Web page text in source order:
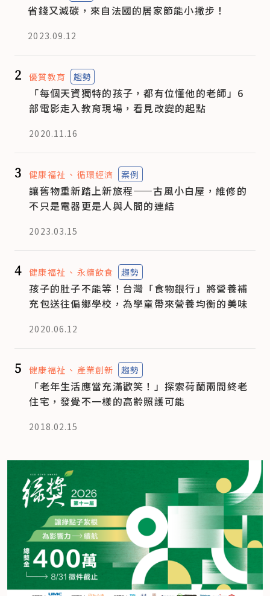
省錢又減碳，來自法國的居家節能小撇步！
2023.09.12
2 優質教育 趨勢
「每個天資獨特的孩子，都有位懂他的老師」6
部電影走入教育現場，看見改變的起點
2020.11.16
3 健康福祉 循環經濟 案例
讓舊物重新踏上新旅程——古風小白屋，維修的
不只是電器更是人與人間的連結
2023.03.15
4 健康福祉 永續飲食 趨勢
孩子的肚子不能等！台灣「食物銀行」將營養補
充包送往偏鄉學校，為學童帶來營養均衡的美味
2020.06.12
5 健康福祉 產業創新 趨勢
「老年生活應當充滿歡笑！」探索荷蘭兩間終老
住宅，發覺不一樣的高齡照護可能
2018.02.15